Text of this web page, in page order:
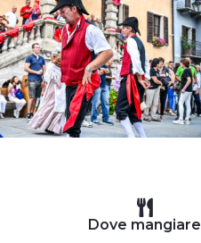
Dove mangiare